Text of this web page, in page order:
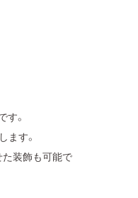
す。
ます。
た装飾も可能で